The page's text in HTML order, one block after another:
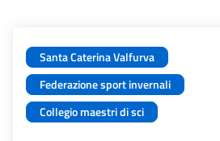
Santa Caterina Valfurva
Federazione sport invernali
Collegio maestri di sci